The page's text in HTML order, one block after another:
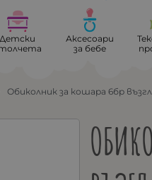
Детски
Аксесоари
за бебе
Обиколник за кошара 6бр